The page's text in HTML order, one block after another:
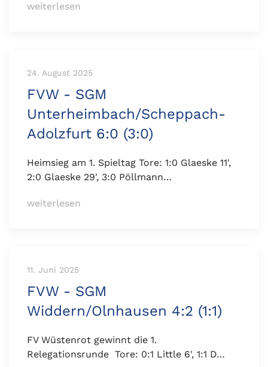
weiterlesen
24. August 2025
FVW - SGM
Unterheimbach/Scheppach-
Adolzfurt 6:0 (3:0)
Heimsieg am 1. Spieltag Tore: 1:0 Glaeske 11',
2:0 Glaeske 29', 3:0 Pöllmann…
weiterlesen
11. Juni 2025
FVW - SGM
Widdern/Olnhausen 4:2 (1:1)
FV Wüstenrot gewinnt die 1.
Relegationsrunde Tore: 0:1 Little 6', 1:1 D…